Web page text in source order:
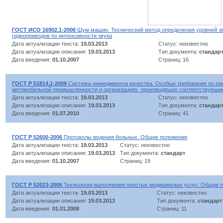
ГОСТ ИСО 16902.1-2006 Шум машин. Технический метод определения уровней
гидроприводов по интенсивности звука
Дата актуализации текста: 19.03.2013
Статус: неизвестно
Дата актуализации описания: 19.03.2013 Тип документа: стандарт
Дата введения: 01.10.2007 Страниц: 16
ГОСТ Р 51814.1-2009 Системы менеджмента качества. Особые требования по
автомобильной промышленности и организациях, производящих
Дата актуализации текста: 19.03.2013
Статус: неизвестно
Дата актуализации описания: 19.03.2013 Тип документа: стандарт
Дата введения: 01.07.2010 Страниц: 41
ГОСТ Р 52600-2006 Протоколы ведения больных. Общие положения
Дата актуализации текста: 19.03.2013
Статус: неизвестно
Дата актуализации описания: 19.03.2013 Тип документа: стандарт
Дата введения: 01.10.2007 Страниц: 19
ГОСТ Р 52623-2006 Технологии выполнения простых медицинских услуг. Общие
Дата актуализации текста: 19.03.2013
Статус: неизвестно
Дата актуализации описания: 19.03.2013 Тип документа: стандарт
Дата введения: 01.01.2008 Страниц: 11